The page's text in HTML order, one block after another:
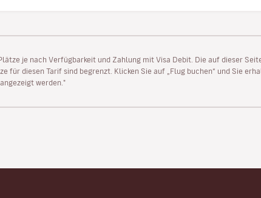
je nach Verfügbarkeit und Zahlung mit Visa Debit. Die auf dieser
für diesen Tarif sind begrenzt. Klicken Sie auf „Flug buchen“ und Sie
werden."